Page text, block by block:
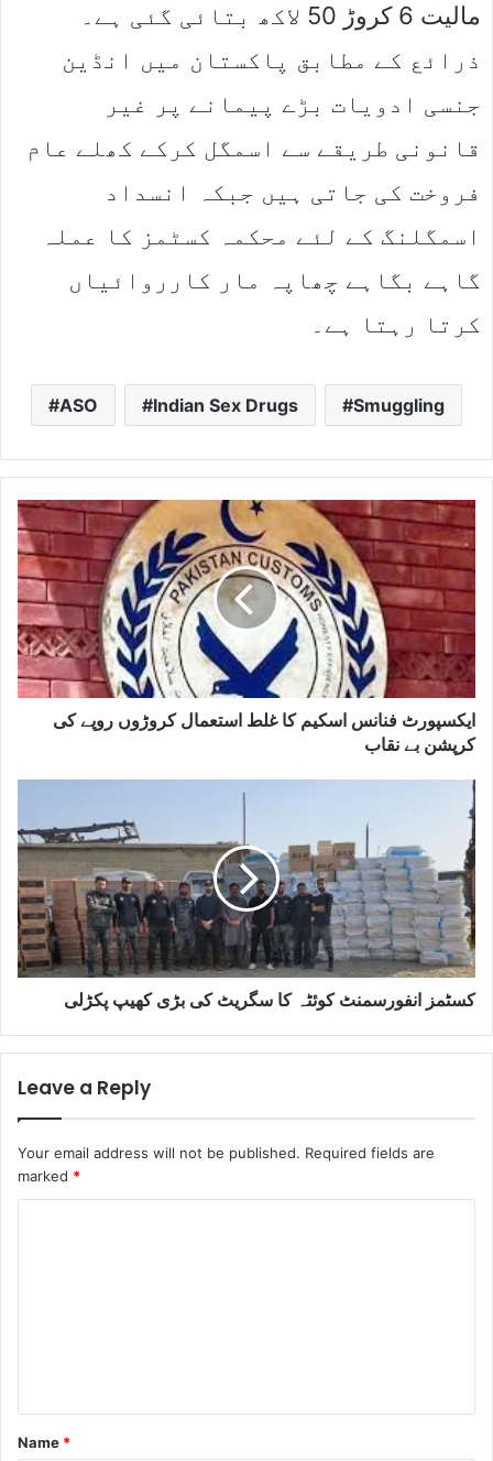
مالیت 6 کروڑ 50 لاکھ بتائی گئی ہے۔
ذرائع کے مطابق پاکستان میں انڈین
جنسی ادویات بڑے پیمانے پر غیر
قانونی طریقے سے اسمگل کرکے کھلے عام
فروخت کی جاتی ہیں جبکہ انسداد
اسمگلنگ کے لئے محکمہ کسٹمز کا عملہ
گاہے بگاہے چھاپہ مار کارروائیاں
کرتا رہتا ہے۔
ASO Indian Sex Drugs Smuggling
ایکسپورٹ فنانس اسکیم کا غلط استعمال کروڑوں روپے کی
کرپشن بے نقاب
کسٹمز انفورسمنٹ کوئٹہ کا سگریٹ کی بڑی کھیپ پکڑلی
Leave a Reply
Your email address will not be published. Required fields are
marked *
t
*
Name *